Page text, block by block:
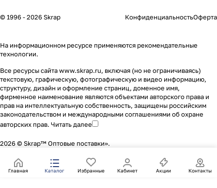
© 1996 - 2026 Skrap КонфиденциальностьОферта
На информационном ресурсе применяются рекомендательные
технологии.
Все ресурсы сайта www.skrap.ru, включая (но не ограничиваясь)
текстовую, графическую, фотографическую и видео информацию,
структуру, дизайн и оформление страниц, доменное имя,
фирменное наименование являются объектами авторского права и
прав на интеллектуальную собственность, защищены российским
законодательством и международными соглашениями об охране
авторских прав. Читать далее
2026 © Skrap™ Оптовые поставки».
Главная Каталог Избранные Кабинет Акции Контакты